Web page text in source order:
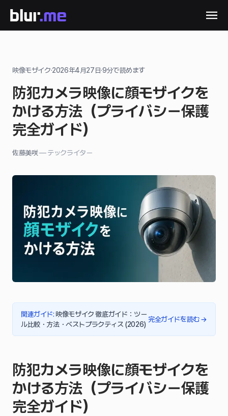
映像モザイク·2026年4月27日·9分で読めます
防犯カメラ映像に顔モザイクを
かける方法（プライバシー保護
完全ガイド）
佐藤美咲—テックライター
関連ガイド: 映像モザイク 徹底ガイド：ツー
ル比較・方法・ベストプラクティス (2026)
完全ガイドを読む →
防犯カメラ映像に顔モザイクを
かける方法（プライバシー保護
完全ガイド）